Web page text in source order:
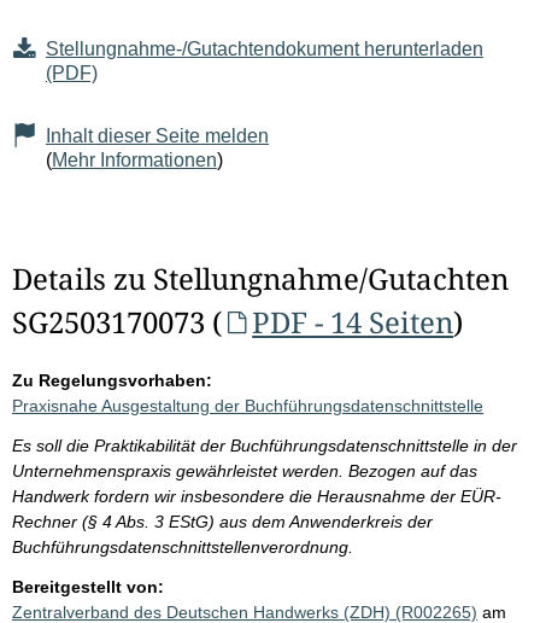
Seiteninhalt
Stellungnahme-/Gutachtendokument herunterladen
(PDF)
Inhalt dieser Seite melden
(Mehr Informationen)
Details zu Stellungnahme/Gutachten
SG2503170073 (
PDF - 14 Seiten)
Zu Regelungsvorhaben:
Praxisnahe Ausgestaltung der Buchführungsdatenschnittstelle
Es soll die Praktikabilität der Buchführungsdatenschnittstelle in der
Unternehmenspraxis gewährleistet werden. Bezogen auf das
Handwerk fordern wir insbesondere die Herausnahme der EÜR-
Rechner (§ 4 Abs. 3 EStG) aus dem Anwenderkreis der
Buchführungsdatenschnittstellenverordnung.
Bereitgestellt von:
Zentralverband des Deutschen Handwerks (ZDH) (R002265) am